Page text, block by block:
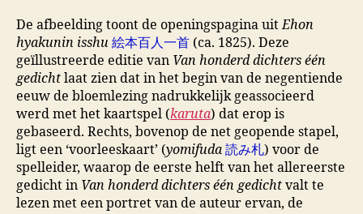
De afbeelding toont de openingspagina uitEhon
hyakunin isshu 絵本百人一首 (ca. 1825). Deze
geïllustreerde editie van Van honderd dichters één
gedicht laat zien dat in het begin van de negentiende
eeuw de bloemlezing nadrukkelijk geassocieerd
werd met het kaartspel (karuta) dat erop is
gebaseerd. Rechts, bovenop de net geopende stapel,
ligt een ‘voorleeskaart’ (yomifuda 読み札) voor de
spelleider, waarop de eerste helft van het allereerste
gedicht in Van honderd dichters één gedicht valt te
lezen met een portret van de auteur ervan, de